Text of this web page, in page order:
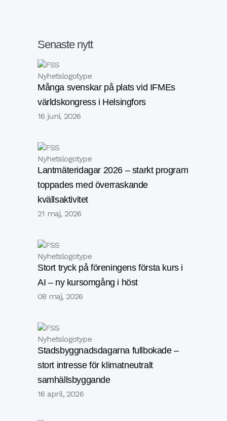
Senaste nytt
Många svenskar på plats vid IFMEs
världskongress i Helsingfors
16 juni, 2026
Lantmäteridagar 2026 – starkt program
toppades med överraskande
kvällsaktivitet
21 maj, 2026
Stort tryck på föreningens första kurs i
AI – ny kursomgång i höst
08 maj, 2026
Stadsbyggnadsdagarna fullbokade –
stort intresse för klimatneutralt
samhällsbyggande
16 april, 2026